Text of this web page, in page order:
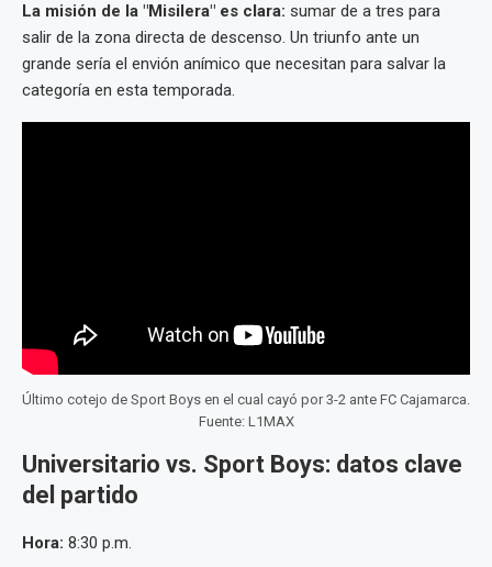
La misión de la "Misilera" es clara: sumar de a tres para
salir de la zona directa de descenso. Un triunfo ante un
grande sería el envión anímico que necesitan para salvar la
categoría en esta temporada.
Último cotejo de Sport Boys en el cual cayó por 3-2 ante FC Cajamarca.
Fuente: L1MAX
Universitario vs. Sport Boys: datos clave
del partido
Hora: 8:30 p.m.